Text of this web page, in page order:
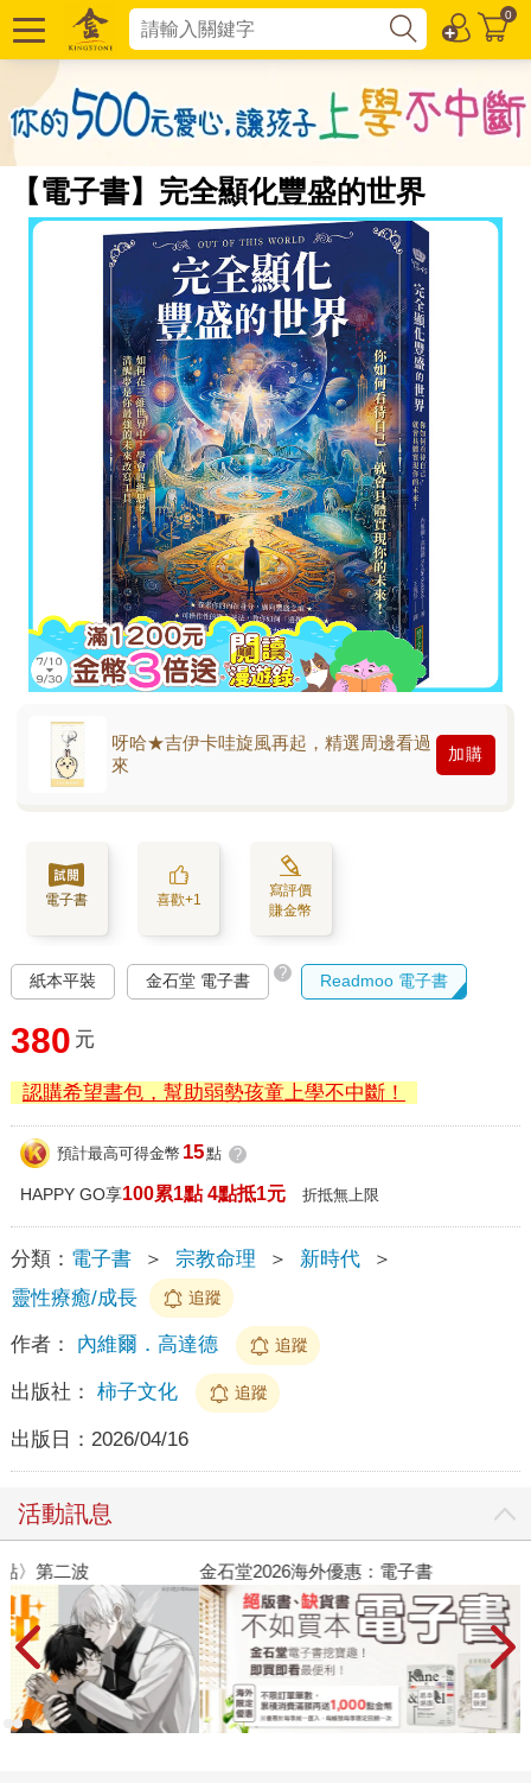
0
【電子書】完全顯化豐盛的世界
呀哈★吉伊卡哇旋風再起，精選周邊看過
來
加購
電子書 喜歡+1
寫評價
賺金幣
紙本平裝 金石堂 電子書 ? Readmoo 電子書
380 元
認購希望書包，幫助弱勢孩童上學不中斷！
預計最高可得金幣 15點 ?
HAPPY GO享100累1點 4點抵1元 折抵無上限
分類： 電子書 ＞ 宗教命理 ＞ 新時代
＞
靈性療癒/成長
追蹤
作者： 內維爾．高達德 追蹤
出版社： 柿子文化 追蹤
出版日： 2026/04/16
活動訊息
金石堂2026海外優惠：電子書